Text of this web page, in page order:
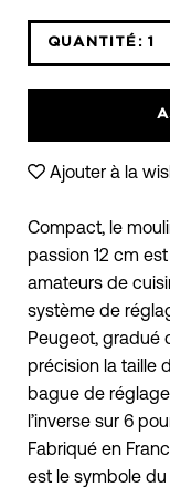
QUANTITÉ: 1
Ajouter à la
Compact, le
passion 12 cm
amateurs de
système de
Peugeot, gradué
précision la taille
bague de
l’inverse sur 6
Fabriqué en
est le symbole